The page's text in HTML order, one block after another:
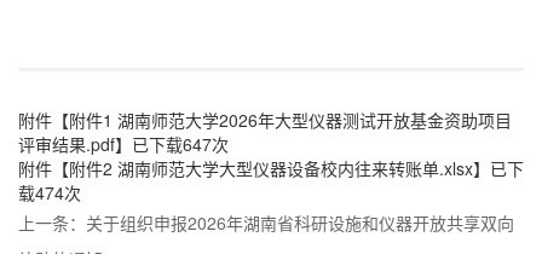
附件【附件1 湖南师范大学2026年大型仪器测试开放基金资助项目
评审结果.pdf】已下载647次
附件【附件2 湖南师范大学大型仪器设备校内往来转账单.xlsx】已下
载474次
上一条： 关于组织申报2026年湖南省科研设施和仪器开放共享双向